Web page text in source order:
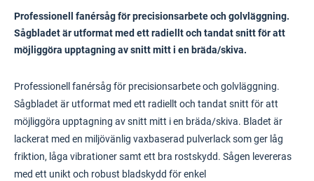
Professionell fanérsåg för precisionsarbete och golvläggning.
Sågbladet är utformat med ett radiellt och tandat snitt för att
möjliggöra upptagning av snitt mitt i en bräda/skiva.
Professionell fanérsåg för precisionsarbete och golvläggning.
Sågbladet är utformat med ett radiellt och tandat snitt för att
möjliggöra upptagning av snitt mitt i en bräda/skiva. Bladet är
lackerat med en miljövänlig vaxbaserad pulverlack som ger låg
friktion, låga vibrationer samt ett bra rostskydd. Sågen levereras
med ett unikt och robust bladskydd för enkel